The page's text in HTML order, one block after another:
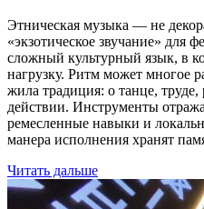
Этническая музыка — не
«экзотическое звучание» для
сложный культурный язык, в
нагрузку. Ритм может многое
жила традиция: о танце,
действии. Инструменты
ремесленные навыки и
манера исполнения хранят
Читать дальше